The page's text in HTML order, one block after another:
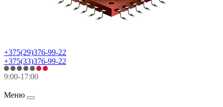
+375(29)376-99-22
+375(33)376-99-22
9:00-17:00
Меню